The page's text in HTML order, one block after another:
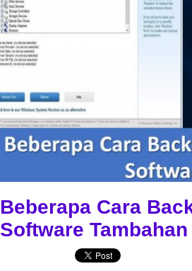
Beberapa Cara
Software Tambahan